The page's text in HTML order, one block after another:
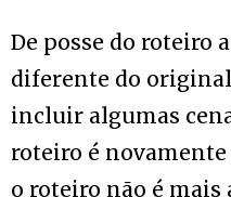
De posse do roteiro
diferente do
incluir algumas
roteiro é
o roteiro não é mais